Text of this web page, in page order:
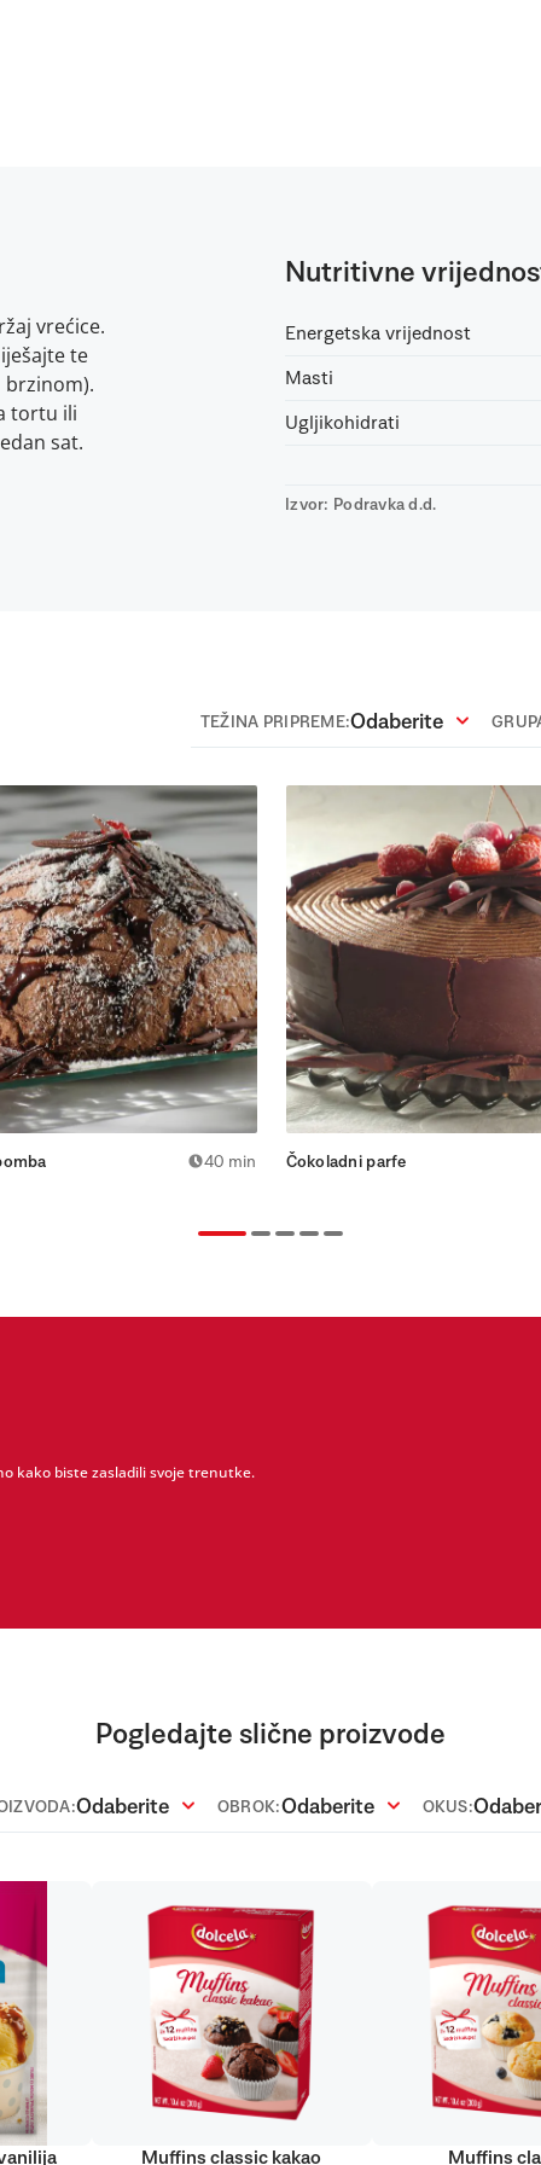
vrećice.
te
brzinom).
tortu ili
sat.
Nutritivne
Energetska vrijednost
Masti
Ugljikohidrati
Izvor: Podravka d.d.
TEŽINA PRIPREME:Odaberite
40 min Čokoladni parfe
kako biste zasladili svoje trenutke.
Pogledajte slične proizvode
Odaberite OBROK:Odaberite OKUS:
Muffins classic kakao Muffins